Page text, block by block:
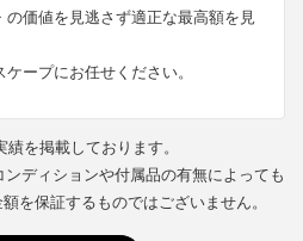
価値を見逃さず適正な最高額を見
ープにお任せください。
を掲載しております。
ディションや付属品の有無によっても
を保証するものではございません。